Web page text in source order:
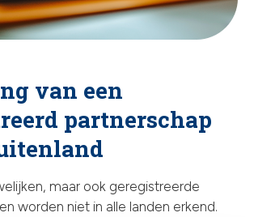
van een
partnerschap
maar ook geregistreerde
worden niet in alle landen erkend.